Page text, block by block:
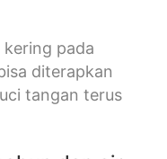
pada
diterapkan
tangan terus